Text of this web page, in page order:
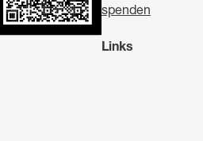
spenden
Links